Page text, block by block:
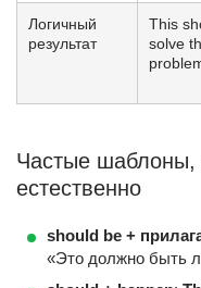
Логичный
результат
This
solve
Частые шаблоны,
естественно
should be +
«Это должно быть